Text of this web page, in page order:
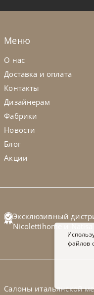
Стол
Меню
О нас
Доставка и оплата
Контакты
Дизайнерам
Фабрики
Новости
Блог
Акции
Эксклюзивный
Nicolettihome
Салоны итальянской
файлов